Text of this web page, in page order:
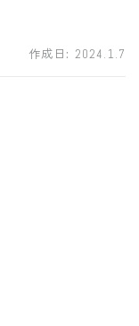
作成日: 2024.1.7